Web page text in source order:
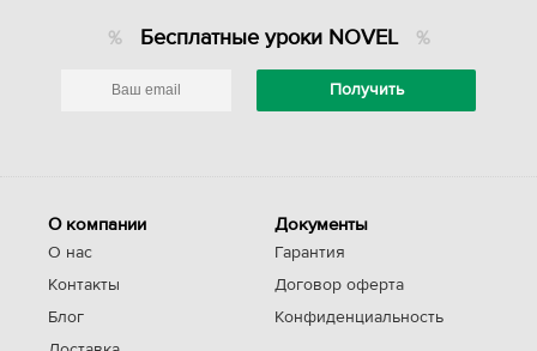
Бесплатные уроки NOVEL
О компании
О нас
Контакты
Блог
Документы
Гарантия
Договор оферта
Конфиденциальность